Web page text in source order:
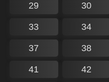
29 30
33 34
37 38
41 42